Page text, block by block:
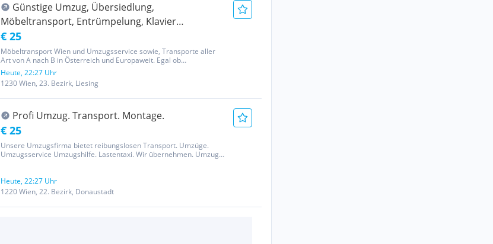
Günstige Umzug, Übersiedlung,
Möbeltransport, Entrümpelung, Klavier
Transport, Flügel Transport, Tresor Transport,
Lastentaxi 20m3
€ 25
Möbeltransport Wien und Umzugsservice sowie, Transporte aller
Art von A nach B in Österreich und Europaweit. Egal ob
Waschmaschine, Kühlschrank, Sofa, Kommode oder Kisten wir
transportieren alles sofort und günstig. Abholung von:
Möbelhäusern-IKEA,...
Heute, 22:27 Uhr
1230 Wien, 23. Bezirk, Liesing
Profi Umzug. Transport. Montage.
€ 25
Unsere Umzugsfirma bietet reibungslosen Transport. Umzüge.
Umzugsservice Umzugshilfe. Lastentaxi. Wir übernehmen. Umzug.
Einrichtung durch...
Heute, 22:27 Uhr
1220 Wien, 22. Bezirk, Donaustadt